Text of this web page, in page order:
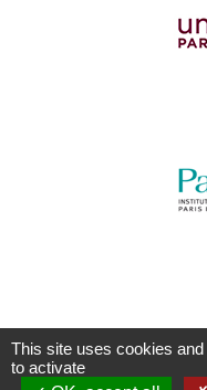
This site uses cookies
to activate